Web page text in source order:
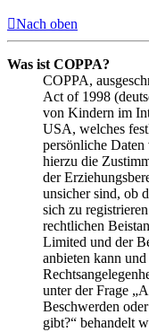
Nach oben
Was ist COPPA?
COPPA,
Act of 1998
von Kindern im
USA, welches
persönliche
hierzu die
der
unsicher sind, ob
sich zu
rechtlichen
Limited und der
anbieten kann
unter der Frage
Beschwerden
gibt?“ behandelt